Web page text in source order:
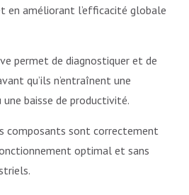
en améliorant l’efficacité globale
permet de diagnostiquer et de
qu’ils n’entraînent une
baisse de productivité.
composants sont correctement
optimal et sans